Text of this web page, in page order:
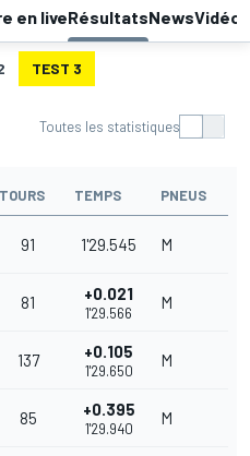
en liveRésultatsNewsVidéos
TEST 3
Toutes les statistiques
TOURS TEMPS PNEUS
91 1'29.545 M
81 +0.021
1'29.566
M
137 +0.105
1'29.650
M
85 +0.395
1'29.940
M